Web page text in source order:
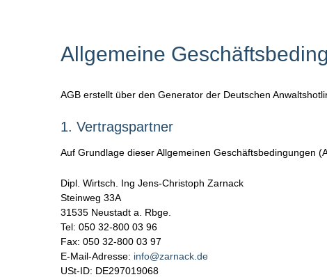
Allgemeine
AGB erstellt über den Generator der Deutschen
1. Vertragspartner
Auf Grundlage dieser Allgemeinen Geschäftsbedingungen
Dipl. Wirtsch. Ing Jens-Christoph Zarnack
Steinweg 33A
31535 Neustadt a. Rbge.
Tel: 050 32-800 03 96
Fax: 050 32-800 03 97
E-Mail-Adresse: info@zarnack.de
USt-ID: DE297019068